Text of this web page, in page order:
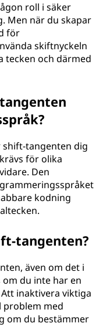
roll i säker
Men när du skapar
för
skiftnyckeln
tecken och därmed
tangenten dig
för olika
Den
kodning
tangenten?
även om det i
du inte har en
inaktivera viktiga
problem med
om du bestämmer